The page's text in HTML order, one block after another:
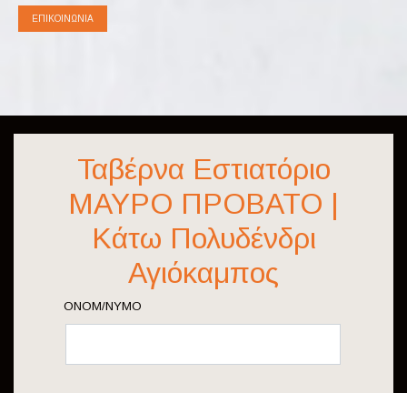
ΕΠΙΚΟΙΝΩΝΊΑ
ΟΝΟΜ/ΝΥΜΟ
Ταβέρνα Εστιατόριο
ΜΑΥΡΟ ΠΡΟΒΑΤΟ |
Κάτω Πολυδένδρι
Αγιόκαμπος